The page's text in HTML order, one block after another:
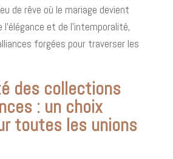
de rêve où le mariage devient
et de l’intemporalité,
forgées pour traverser les
des collections
: un choix
toutes les unions